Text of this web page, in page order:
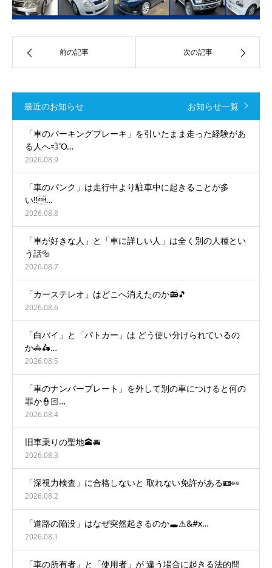
前の記事 次の記事
最近のお知らせ お知らせ一覧
「車のパーキングブレーキ」を引いたまま走った経験があ
る人へ💨Ὂ…
2026.08.9
「車のパンク」は走行中より駐車中に起きることが多
い‼️…
2026.08.8
「車が好きな人」と「車に詳しい人」は全く別の人種とい
う話🔩
2026.08.7
「カーステレオ」はどこへ消えたのか📻🎵
2026.08.6
「白バイ」と「パトカー」は どう使い分けられているの
か🚓🛵…
2026.08.5
「車のナンバープレート」を外して別の車につけると何の
罪か👮🏻…
2026.08.4
旧車乗りの聖地🕋🚘
2026.08.3
「深視力検査」に合格しないと 取れない免許がある🪪👀
2026.08.2
「道路の陥没」はなぜ突然起きるのか🕳️⚠&#x…
2026.08.1
「車の所有者」と「使用者」が 違う場合に起きる法的問